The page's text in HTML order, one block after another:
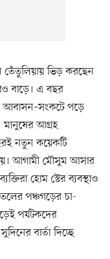
তেঁতুলিয়ায় ভিড় করছেন
বাড়ে। এ বছর
আবাসন–সংকটে পড়ে
আগ্রহ
নতুন কয়েকটি
আগামী মৌসুম আসার
হোম স্টের ব্যবস্থাও
পঞ্চগড়ের চা-
পর্যটকদের
বার্তা দিচ্ছে